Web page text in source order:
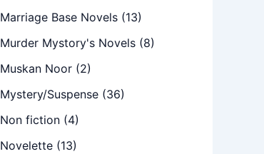
Marriage Base Novels (13)
Murder Mystory's Novels (8)
Muskan Noor (2)
Mystery/Suspense (36)
Non fiction (4)
Novelette (13)